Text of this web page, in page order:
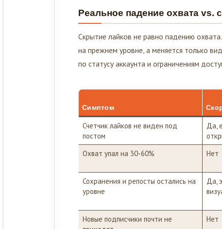
Реальное падение охвата vs.
Скрытие лайков не равно падению
на прежнем уровне, а меняется только
Симптом
Счетчик лайков не виден под
постом
Да,
Охват упал на 30-60% Нет
Сохранения и репосты остались на
уровне
Да,
Новые подписчики почти не
приходят
Нет